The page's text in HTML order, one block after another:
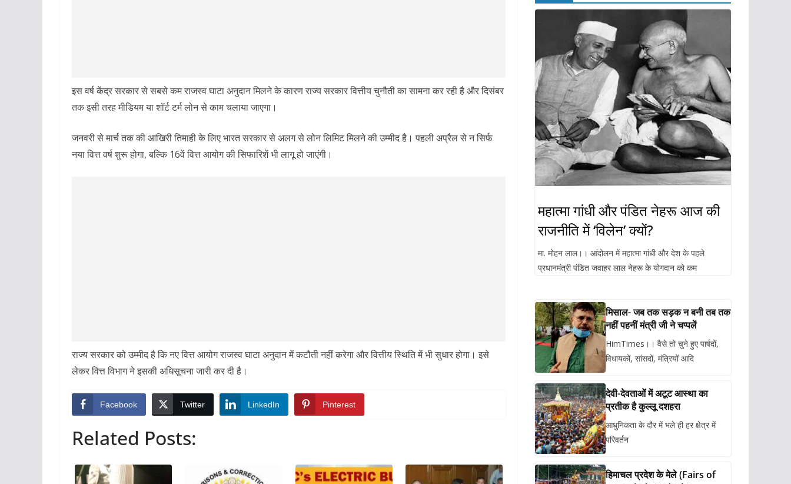
इस वर्ष केंद्र सरकार से सबसे कम राजस्व घाटा अनुदान मिलने के कारण राज्य सरकार वित्तीय चुनौती का सामना कर रही है और दिसंबर
तक इसी तरह मीडियम या शॉर्ट टर्म लोन से काम चलाया जाएगा।
जनवरी से मार्च तक की आखिरी तिमाही के लिए भारत सरकार से अलग से लोन लिमिट मिलने की उम्मीद है। पहली अप्रैल से न सिर्फ
नया वित्त वर्ष शुरू होगा, बल्कि 16वें वित्त आयोग की सिफारिशें भी लागू हो जाएंगी।
राज्य सरकार को उम्मीद है कि नए वित्त आयोग राजस्व घाटा अनुदान में कटौती नहीं करेगा और वित्तीय स्थिति में भी सुधार होगा। इसे
लेकर वित्त विभाग ने इसकी अधिसूचना जारी कर दी है।
Facebook Twitter LinkedIn Pinterest
Related Posts:
महात्मा गांधी और पंडित नेहरू आज की
राजनीति में ‘विलेन’ क्यों?
मा. मोहन लाल।। आंदोलन में महात्मा गांधी और देश के पहले
प्रधानमंत्री पंडित जवाहर लाल नेहरू के योगदान को कम
मिसाल- जब तक सड़क न बनी तब तक
नहीं पहनीं मंत्री जी ने चप्पलें
HimTimes।। वैसे तो चुने हुए पार्षदों,
विधायकों, सांसदों, मंत्रियों आदि
देवी-देवताओं में अटूट आस्था का
प्रतीक है कुल्लू दशहरा
आधुनिकता के दौर में भले ही हर क्षेत्र में
परिवर्तन
हिमाचल प्रदेश के मेले (Fairs of